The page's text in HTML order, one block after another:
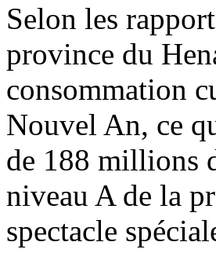
Selon les
province du
consommation
Nouvel An, ce
de 188 millions
niveau A de la
spectacle